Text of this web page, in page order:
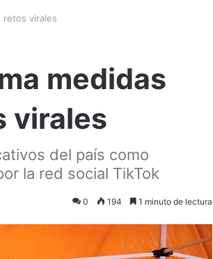
retos virales
medidas
virales
del país como
la red social TikTok
0 194 1 minuto de lectura